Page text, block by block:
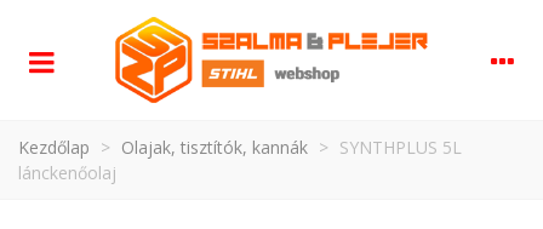
Kezdőlap > Olajak, tisztítók, kannák > SYNTHPLUS 5L
lánckenőolaj